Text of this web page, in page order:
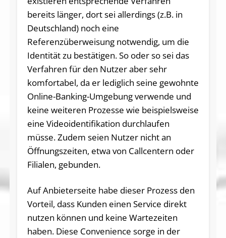
bereits länger, dort sei allerdings (z.B. in
Deutschland) noch eine
Referenzüberweisung notwendig, um die
Identität zu bestätigen. So oder so sei das
Verfahren für den Nutzer aber sehr
komfortabel, da er lediglich seine gewohnte
Online-Banking-Umgebung verwende und
keine weiteren Prozesse wie beispielsweise
eine Videoidentifikation durchlaufen
müsse. Zudem seien Nutzer nicht an
Öffnungszeiten, etwa von Callcentern oder
Filialen, gebunden.
Auf Anbieterseite habe dieser Prozess den
Vorteil, dass Kunden einen Service direkt
nutzen können und keine Wartezeiten
haben. Diese Convenience sorge in der